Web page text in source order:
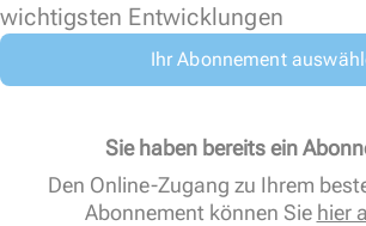
wichtigsten Entwicklungen
Ihr Abonnement
Sie haben bereits ein
Den Online-Zugang zu Ihrem
Abonnement können Sie hier